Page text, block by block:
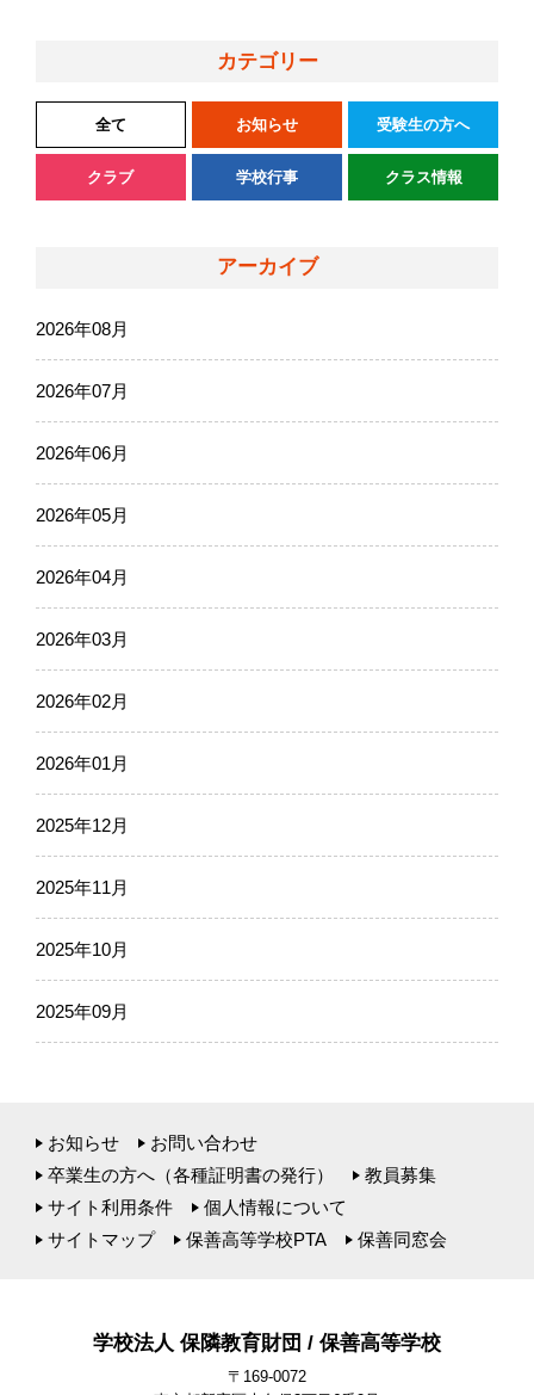
カテゴリー
全て お知らせ 受験生の方へ
クラブ 学校行事 クラス情報
アーカイブ
2026年08月
2026年07月
2026年06月
2026年05月
2026年04月
2026年03月
2026年02月
2026年01月
2025年12月
2025年11月
2025年10月
2025年09月
お知らせ
お問い合わせ
卒業生の方へ（各種証明書の発行）
教員募集
サイト利用条件
個人情報について
サイトマップ
保善高等学校PTA 保善同窓会
学校法人 保隣教育財団 / 保善高等学校
〒169-0072